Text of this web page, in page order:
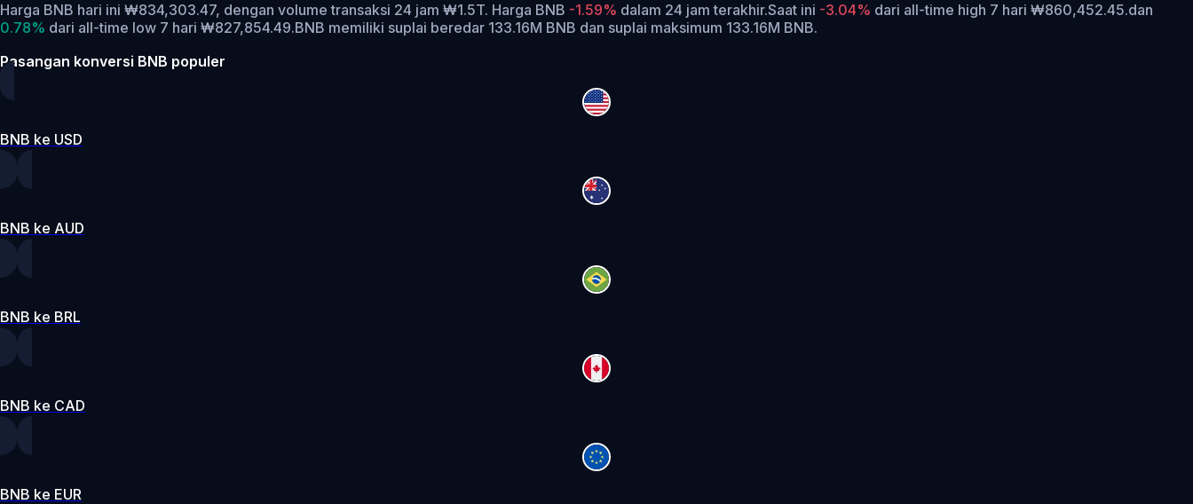
Harga BNB hari ini ₩834,303.47, dengan volume transaksi 24 jam ₩1.5T. Harga BNB -1.59% dalam 24 jam terakhir.Saat ini -3.04% dari all-time high 7 hari ₩860,452.45.dan
0.78% dari all-time low 7 hari ₩827,854.49.BNB memiliki suplai beredar 133.16M BNB dan suplai maksimum 133.16M BNB.
Pasangan konversi BNB populer
BNB ke USD
BNB ke AUD
BNB ke BRL
BNB ke CAD
BNB ke EUR